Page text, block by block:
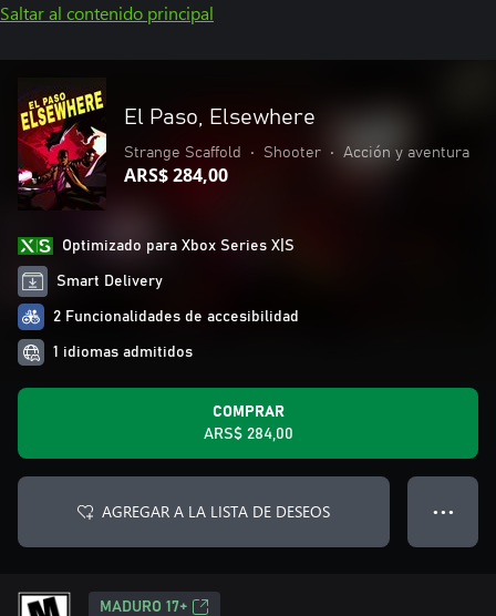
Saltar al contenido principal
El Paso, Elsewhere
Strange Scaffold • Shooter • Acción y aventura
ARS$ 284,00
Optimizado para Xbox Series X|S
Smart Delivery
2 Funcionalidades de accesibilidad
1 idiomas admitidos
COMPRAR
ARS$ 284,00
AGREGAR A LA LISTA DE DESEOS ● ● ●
MADURO 17+